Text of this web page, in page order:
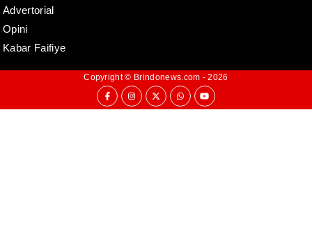
Advertorial
Opini
Kabar Faifiye
Copyright © Brindonews.com - 2026